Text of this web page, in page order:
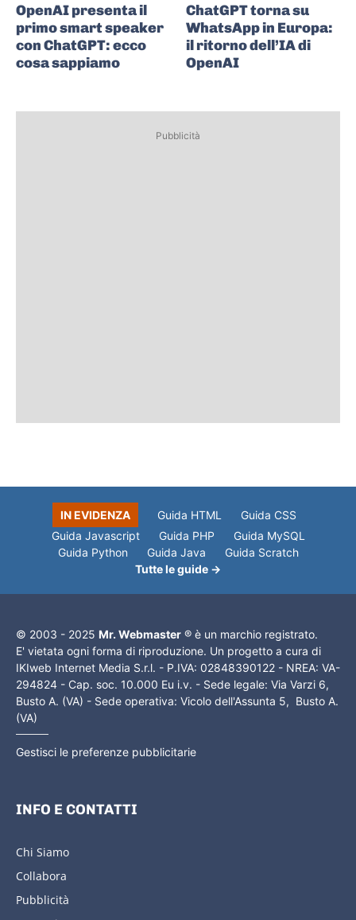
OpenAI presenta il
primo smart speaker
con ChatGPT: ecco
cosa sappiamo
ChatGPT torna su
WhatsApp in Europa:
il ritorno dell’IA di
OpenAI
Pubblicità
IN EVIDENZA Guida HTML
Guida CSS
Guida Javascript
Guida PHP
Guida MySQL
Guida Python
Guida Java
Guida Scratch
Tutte le guide →
© 2003 - 2025 Mr. Webmaster ® è un marchio registrato.
E' vietata ogni forma di riproduzione. Un progetto a cura di
IKIweb Internet Media S.r.l. - P.IVA: 02848390122 - NREA: VA-
294824 - Cap. soc. 10.000 Eu i.v. - Sede legale: Via Varzi 6,
Busto A. (VA) - Sede operativa: Vicolo dell'Assunta 5, Busto A.
(VA)
Gestisci le preferenze pubblicitarie
INFO E CONTATTI
Chi Siamo
Collabora
Pubblicità